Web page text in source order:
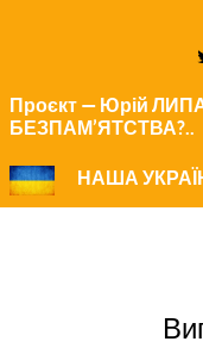
Проєкт — Юрій
БЕЗПАМ’ЯТСТВА?..
НАША